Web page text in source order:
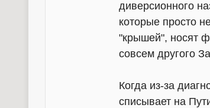
диверсионного
которые просто
"крышей", носят
совсем другого
Когда из-за
списывает на